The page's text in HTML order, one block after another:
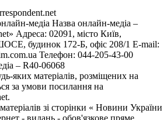
медіа Назва онлайн-медіа –
Адреса: 02091, місто Київ,
будинок 172-Б, офіс 208/1 E-mail:
Телефон: 044-205-43-00
– R40-06068
яких матеріалів, розміщених на
за умови посилання на
зі сторінки « Новини України
- видань - обов'язкове пряме